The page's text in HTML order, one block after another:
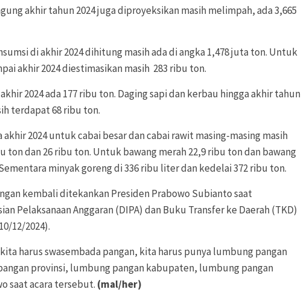
akhir tahun 2024 juga diproyeksikan masih melimpah, ada 3,665
di akhir 2024 dihitung masih ada di angka 1,478 juta ton. Untuk
akhir 2024 diestimasikan masih 283 ribu ton.
2024 ada 177 ribu ton. Daging sapi dan kerbau hingga akhir tahun
terdapat 68 ribu ton.
akhir 2024 untuk cabai besar dan cabai rawit masing-masing masih
ton dan 26 ribu ton. Untuk bawang merah 22,9 ribu ton dan bawang
minyak goreng di 336 ribu liter dan kedelai 372 ribu ton.
kembali ditekankan Presiden Prabowo Subianto saat
Pelaksanaan Anggaran (DIPA) dan Buku Transfer ke Daerah (TKD)
12/2024).
harus swasembada pangan, kita harus punya lumbung pangan
provinsi, lumbung pangan kabupaten, lumbung pangan
saat acara tersebut. (mal/her)